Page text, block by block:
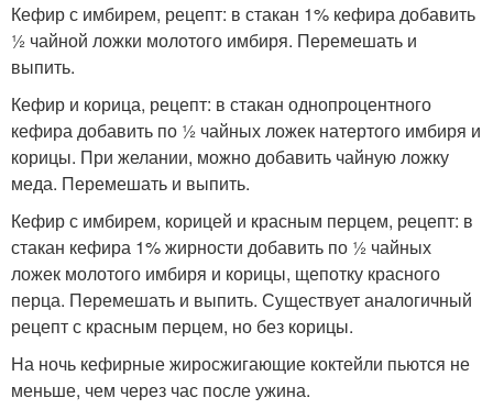
Кефир с имбирем, рецепт: в стакан 1% кефира добавить
½ чайной ложки молотого имбиря. Перемешать и
выпить.
Кефир и корица, рецепт: в стакан однопроцентного
кефира добавить по ½ чайных ложек натертого имбиря и
корицы. При желании, можно добавить чайную ложку
меда. Перемешать и выпить.
Кефир с имбирем, корицей и красным перцем, рецепт: в
стакан кефира 1% жирности добавить по ½ чайных
ложек молотого имбиря и корицы, щепотку красного
перца. Перемешать и выпить. Существует аналогичный
рецепт с красным перцем, но без корицы.
На ночь кефирные жиросжигающие коктейли пьются не
меньше, чем через час после ужина.